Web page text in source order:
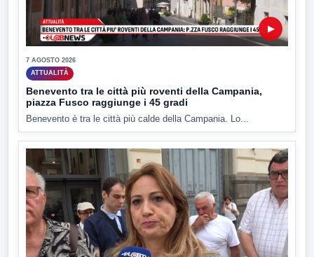
▶
7 AGOSTO 2026
ATTUALITÀ
Benevento tra le città più roventi della Campania,
piazza Fusco raggiunge i 45 gradi
Benevento è tra le città più calde della Campania. Lo...